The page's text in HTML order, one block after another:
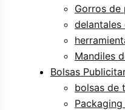
Gorros de
Mandiles
Bolsas
bolsas de